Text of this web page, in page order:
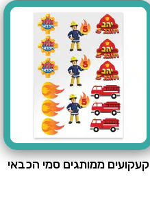
קעקועים ממותגים סמי הכבאי